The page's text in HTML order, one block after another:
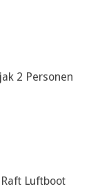
2 Personen
Luftboot